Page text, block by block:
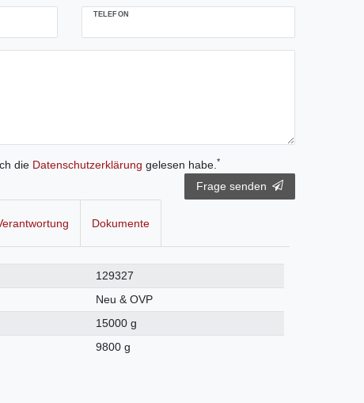
TELEFON
die Daten­schutz­erklärung gelesen habe.*
Frage senden
Dokumente
129327
Neu & OVP
15000 g
9800 g